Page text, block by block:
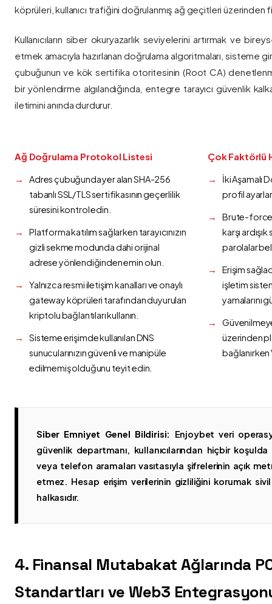
köprüleri, kullanıcı trafiğini doğrulanmış ağ geçitleri üzerinden
Kullanıcıların siber okuryazarlık seviyelerini artırmak ve
etmek amacıyla hazırlanan doğrulama algoritmaları, sisteme
çubuğunun ve kök sertifika otoritesinin (Root CA)
bir yönlendirme algılandığında, entegre tarayıcı güvenlik
iletimini anında durdurur.
Ağ Doğrulama Protokol Listesi
Adres çubuğunda yer alan SHA-256
tabanlı SSL/TLS sertifikasının geçerlilik
süresini kontrol edin.
Platforma katılım sağlarken tarayıcınızın
gizli sekme modunda dahi orijinal
adrese yönlendiğinden emin olun.
Yalnızca resmi iletişim kanalları ve onaylı
gateway köprüleri tarafından duyurulan
kriptolu bağlantıları kullanın.
Sisteme erişimde kullanılan DNS
sunucularınızın güvenli ve manipüle
edilmemiş olduğunu teyit edin.
Çok Faktörlü
İki Aşamalı
profil
Brute-force
karşı
parolalar
Erişim
işletim
yamalarını
üzerinden
bağlanırken
Siber Emniyet Genel Bildirisi:
Enjoybet veri
güvenlik departmanı, kullanıcılarından hiçbir
veya telefon aramaları vasıtasıyla şifrelerinin açık
etmez. Hesap erişim verilerinin gizliliğini korumak
halkasıdır.
4. Finansal Mutabakat Ağlarında
Standartları ve Web3